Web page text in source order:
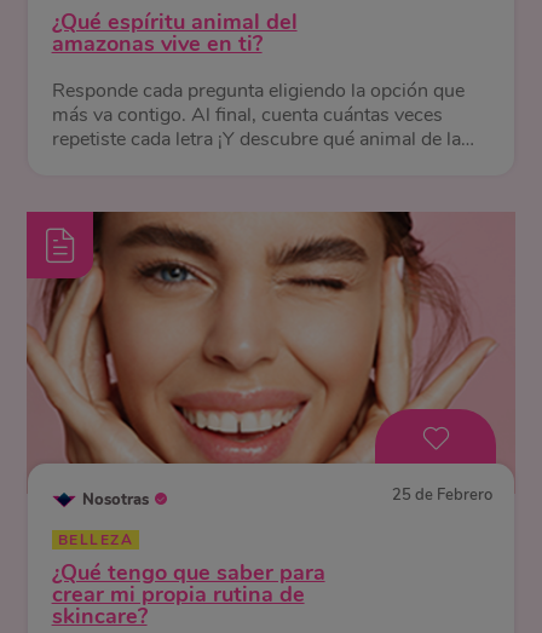
¿Qué espíritu animal del
amazonas vive en ti?
Responde cada pregunta eligiendo la opción que
más va contigo. Al final, cuenta cuántas veces
repetiste cada letra ¡Y descubre qué animal de la
Nosotras 25 de Febrero
BELLEZA
¿Qué tengo que saber para
crear mi propia rutina de
skincare?